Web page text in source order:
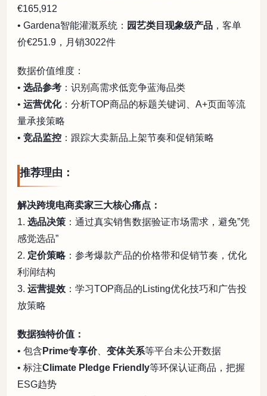
€165,912
• Gardena智能灌溉系统： 园艺类目现象级产品 ，客单
价€251.9，月销3022件
数据价值维度：
• 选品参考 ：识别高需求低竞争蓝海品类
• 运营优化：分析TOP商品的标题关键词、A+页面等流
量承接策略
• 竞品监控 ：跟踪大卖新品上架节奏和促销策略
推荐理由：
解决跨境电商卖家三大核心痛点：
1. 选品决策 ：通过真实销售数据验证市场需求，避免”凭
感觉选品”
2. 定价策略：参考爆款产品的价格带和促销节奏，优化
利润结构
3. 运营提效 ：学习TOP商品的Listing优化技巧和广告投
放策略
数据独特价值：
• 包含 Prime专享价、 变体关系等平台未公开数据
• 标注Climate Pledge Friendly等环保认证商品，把握
ESG趋势